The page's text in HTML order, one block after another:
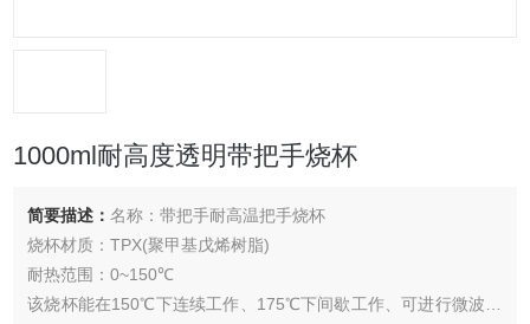
1000ml耐高度透明带把手烧杯
简要描述：名称：带把手耐高温把手烧杯
烧杯材质：TPX(聚甲基戊烯树脂)
耐热范围：0~150℃
该烧杯能在150℃下连续工作、175℃下间歇工作、可进行微波无